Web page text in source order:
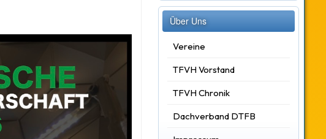
Über Uns
Vereine
TFVH Vorstand
TFVH Chronik
Dachverband DTFB